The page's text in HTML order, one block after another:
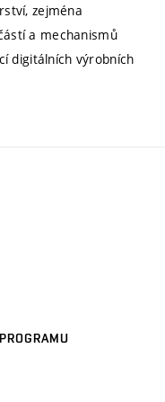
zejména
a mechanismů
digitálních výrobních